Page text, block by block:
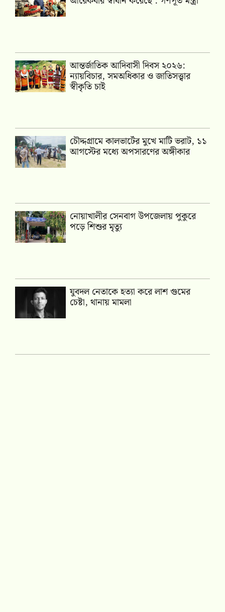
আন্তর্জাতিক আদিবাসী দিবস ২০২৬:
ন্যায়বিচার, সমঅধিকার ও জাতিসত্ত্বার
স্বীকৃতি চাই
চৌদ্দগ্রামে কালভার্টের মুখে মাটি ভরাট, ১১
আগস্টের মধ্যে অপসারণের অঙ্গীকার
নোয়াখালীর সেনবাগ উপজেলায় পুকুরে
পড়ে শিশুর মৃত্যু
যুবদল নেতাকে হত্যা করে লাশ গুমের
চেষ্টা, থানায় মামলা